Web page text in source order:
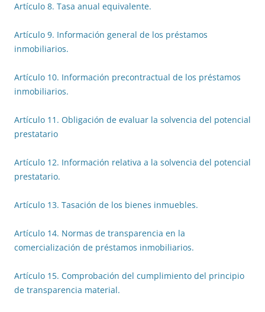
Artículo 8. Tasa anual equivalente.
Artículo 9. Información general de los préstamos
inmobiliarios.
Artículo 10. Información precontractual de los préstamos
inmobiliarios.
Artículo 11. Obligación de evaluar la solvencia del potencial
prestatario
Artículo 12. Información relativa a la solvencia del potencial
prestatario.
Artículo 13. Tasación de los bienes inmuebles.
Artículo 14. Normas de transparencia en la
comercialización de préstamos inmobiliarios.
Artículo 15. Comprobación del cumplimiento del principio
de transparencia material.